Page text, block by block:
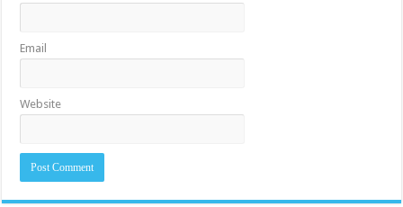
Email
Website